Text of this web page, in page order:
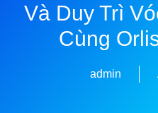
Và Duy Trì
Cùng
admin